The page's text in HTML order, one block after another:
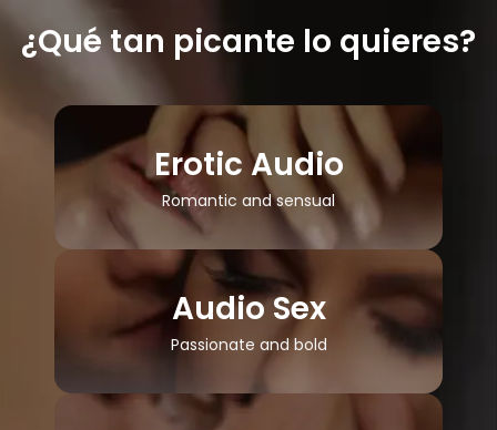
¿Qué tan picante lo quieres?
Erotic Audio
Romantic and sensual
Audio Sex
Passionate and bold